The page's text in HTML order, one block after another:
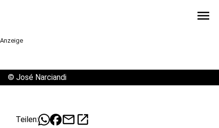
menu
Anzeige
© José Narciandi
Teilen: mailopen_in_new